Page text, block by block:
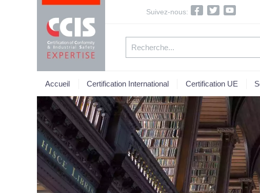
Suivez-nous:
Accueil Certification International Certification UE